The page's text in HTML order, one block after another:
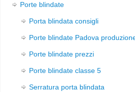
Porte blindate
Porta blindata consigli
Porte blindate Padova
Porte blindate prezzi
Porte blindate classe 5
Serratura porta blindata